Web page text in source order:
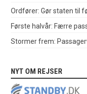
Ordfører: Gør staten til
Første halvår: Færre
Stormer frem:
NYT OM REJSER